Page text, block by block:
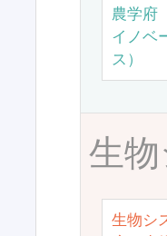
農学府
イノベ
ス）
生
生物シ